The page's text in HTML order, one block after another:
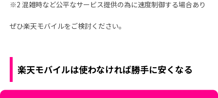
※2 混雑時など公平なサービス提供の為に速度制御する場合あり
ぜひ楽天モバイルをご検討ください。
楽天モバイルは使わなければ勝手に安くなる